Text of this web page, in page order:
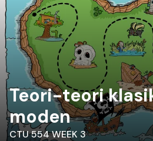
Teori-teori
moden
CTU 554 WEEK 3